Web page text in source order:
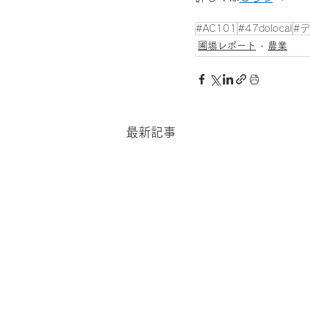
#AC101 #47dolocal #
圃場レポート
農業
最新記事